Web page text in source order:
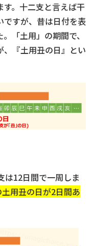
。十二支と言えば干
ですが、昔は日付を表
「土用」の期間で、
『土用丑の日』とい
は12日間で一周しま
用丑の日が2日間あ